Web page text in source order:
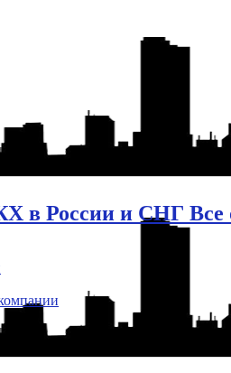
в России и СНГ